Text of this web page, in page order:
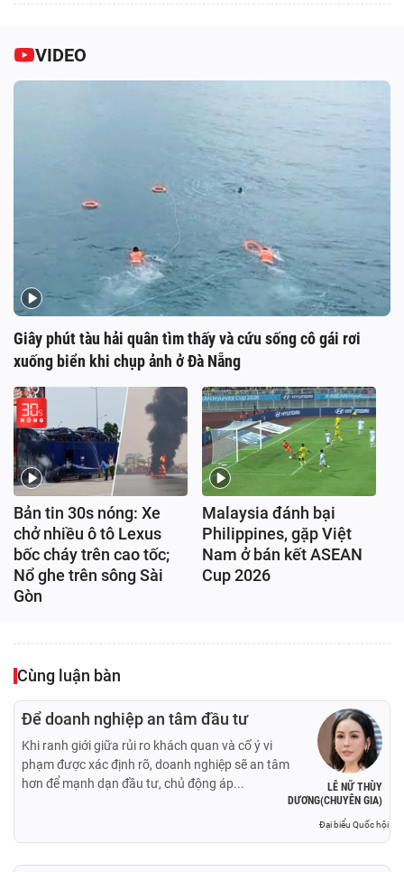
VIDEO
Giây phút tàu hải quân tìm thấy và cứu sống cô gái rơi
xuống biển khi chụp ảnh ở Đà Nẵng
Bản tin 30s nóng: Xe
chở nhiều ô tô Lexus
bốc cháy trên cao tốc;
Nổ ghe trên sông Sài
Gòn
Malaysia đánh bại
Philippines, gặp Việt
Nam ở bán kết ASEAN
Cup 2026
Cùng luận bàn
LÊ NỮ THÙY
DƯƠNG(CHUYÊN GIA)
Đại biểu Quốc hội
Để doanh nghiệp an tâm đầu tư
Khi ranh giới giữa rủi ro khách quan và cố ý vi
phạm được xác định rõ, doanh nghiệp sẽ an tâm
hơn để mạnh dạn đầu tư, chủ động áp...